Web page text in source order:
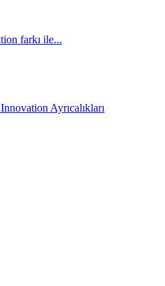
farkı ile...
Ayrıcalıkları